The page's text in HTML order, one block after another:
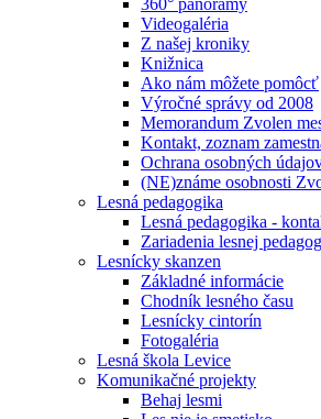
Videogaléria
Z našej kroniky
Knižnica
Ako nám môžete pomôcť
Výročné správy od 2008
Memorandum Zvolen
Kontakt, zoznam
Ochrana osobných
(NE)známe osobnosti
Lesná pedagogika
Lesná pedagogika -
Zariadenia lesnej
Lesnícky skanzen
Základné informácie
Chodník lesného času
Lesnícky cintorín
Fotogaléria
Lesná škola Levice
Komunikačné projekty
Behaj lesmi